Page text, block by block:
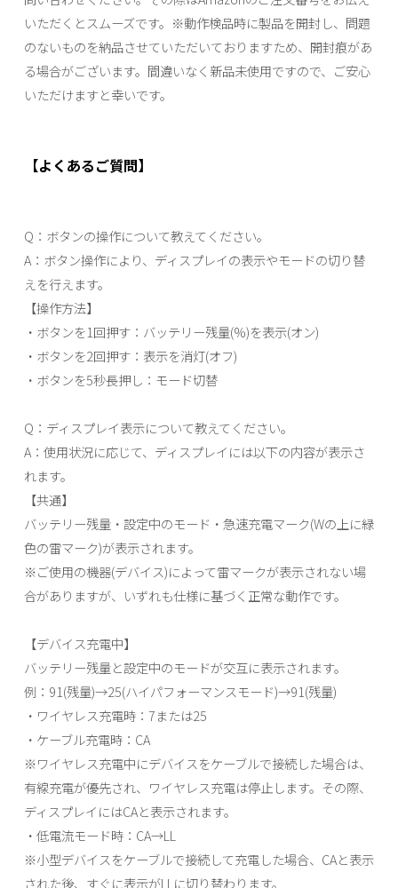
いただくとスムーズです。※動作検品時に製品を開封し、問題
のないものを納品させていただいておりますため、開封痕があ
る場合がございます。間違いなく新品未使用ですので、ご安心
いただけますと幸いです。
【よくあるご質問】
Q：ボタンの操作について教えてください。
A：ボタン操作により、ディスプレイの表示やモードの切り替
えを行えます。
【操作方法】
・ボタンを1回押す：バッテリー残量(%)を表示(オン)
・ボタンを2回押す：表示を消灯(オフ)
・ボタンを5秒長押し：モード切替
Q：ディスプレイ表示について教えてください。
A：使用状況に応じて、ディスプレイには以下の内容が表示さ
れます。
【共通】
バッテリー残量・設定中のモード・急速充電マーク(Wの上に緑
色の雷マーク)が表示されます。
※ご使用の機器(デバイス)によって雷マークが表示されない場
合がありますが、いずれも仕様に基づく正常な動作です。
【デバイス充電中】
バッテリー残量と設定中のモードが交互に表示されます。
例：91(残量)→25(ハイパフォーマンスモード)→91(残量)
・ワイヤレス充電時：7または25
・ケーブル充電時：CA
※ワイヤレス充電中にデバイスをケーブルで接続した場合は、
有線充電が優先され、ワイヤレス充電は停止します。その際、
ディスプレイにはCAと表示されます。
・低電流モード時：CA→LL
※小型デバイスをケーブルで接続して充電した場合、CAと表示
された後、すぐに表示がLLに切り替わります。